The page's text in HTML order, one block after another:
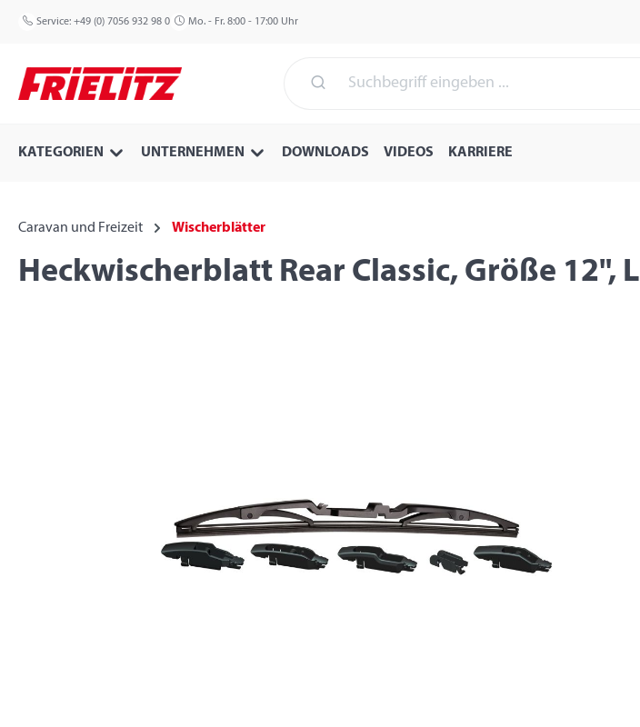
Hauptinhalt springen
Zur Suche springen
Zur Hauptnavigation springen
Service: +49 (0) 7056 932 98 0 Mo. - Fr. 8:00 - 17:00 Uhr
KATEGORIEN UNTERNEHMEN DOWNLOADS VIDEOS KARRIERE
Caravan und Freizeit Wischerblätter
Heckwischerblatt Rear Classic, Größe 12",